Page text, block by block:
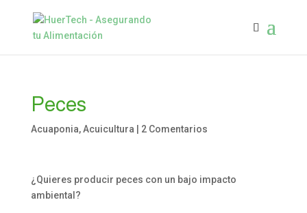
Peces
Acuaponia,Acuicultura 2 Comentarios
¿Quieres producir peces con un bajo impacto
ambiental?